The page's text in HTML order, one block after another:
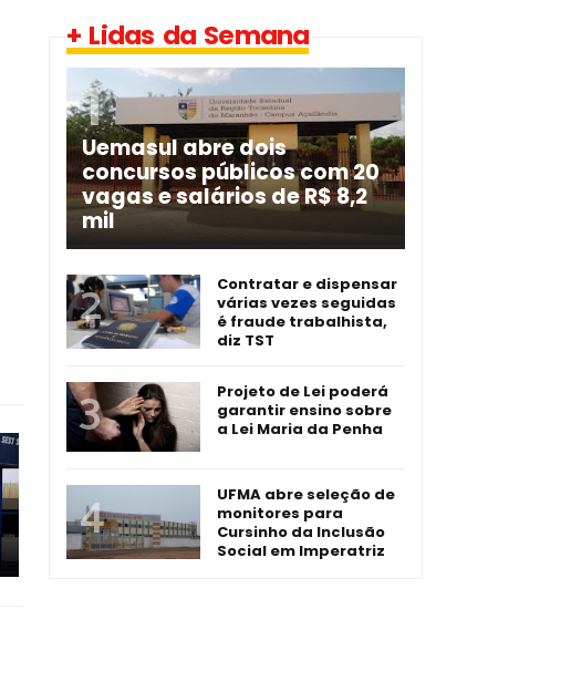
+ Lidas da Semana
Uemasul abre dois
concursos públicos com 20
vagas e salários de R$ 8,2
mil
Contratar e dispensar
várias vezes seguidas
é fraude trabalhista,
diz TST
Projeto de Lei poderá
garantir ensino sobre
a Lei Maria da Penha
UFMA abre seleção de
monitores para
Cursinho da Inclusão
Social em Imperatriz